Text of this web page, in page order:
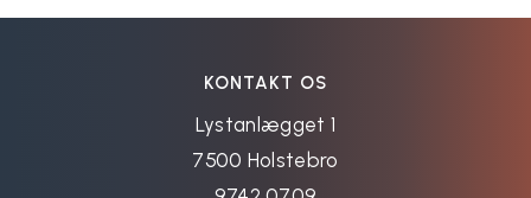
KONTAKT OS
Lystanlægget 1
7500 Holstebro